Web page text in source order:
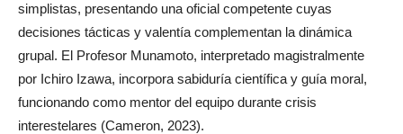
simplistas, presentando una oficial competente cuyas
decisiones tácticas y valentía complementan la dinámica
grupal. El Profesor Munamoto, interpretado magistralmente
por Ichiro Izawa, incorpora sabiduría científica y guía moral,
funcionando como mentor del equipo durante crisis
interestelares (Cameron, 2023).